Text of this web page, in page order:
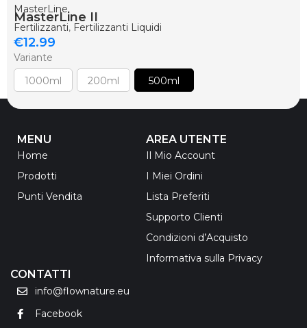
MasterLine
MasterLine II
Fertilizzanti, Fertilizzanti Liquidi
€12.99
Variante
1000ml
200ml 500ml
CONTATTI
info@flownature.eu
Facebook
MENU
Home
Prodotti
Punti Vendita
AREA UTENTE
Il Mio Account
I Miei Ordini
Lista Preferiti
Supporto Clienti
Condizioni d’Acquisto
Informativa sulla Privacy